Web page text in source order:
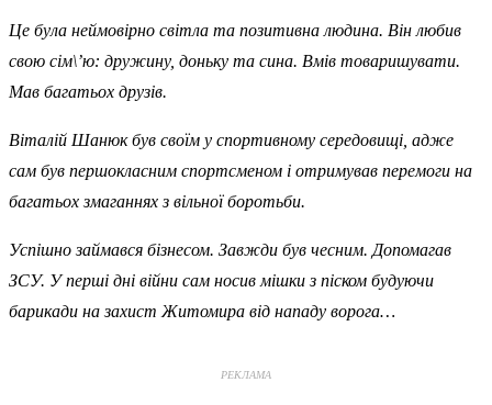
Це була неймовірно світла та позитивна людина. Він любив
свою сім\’ю: дружину, доньку та сина. Вмів товаришувати.
Мав багатьох друзів.
Віталій Шанюк був своїм у спортивному середовищі, адже
сам був першокласним спортсменом і отримував перемоги на
багатьох змаганнях з вільної боротьби.
Успішно займався бізнесом. Завжди був чесним. Допомагав
ЗСУ. У перші дні війни сам носив мішки з піском будуючи
барикади на захист Житомира від нападу ворога…
РЕКЛАМА